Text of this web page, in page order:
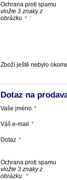
Ochrana proti spamu
vložte 3 znaky z
obrázku * :
Zboží ještě nebylo
Dotaz na
Vaše jméno *
Váš e-mail *
Dotaz *
Ochrana proti spamu
vložte 3 znaky z
obrázku: *